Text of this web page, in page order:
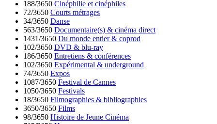
188/3650 Cinéphilie et cinéphiles
72/3650 Courts métrages
34/3650 Danse
563/3650 Documentaire(s) & cinéma direct
1431/3650 Du monde entier & coprod
102/3650 DVD & blu-ray
186/3650 Entretiens & conférences
102/3650 Expérimental & underground
74/3650 Expos
1087/3650 Festival de Cannes
1050/3650 Festivals
18/3650 Filmographies & bibliographies
3650/3650 Films
98/3650 Histoire de Jeune Cinéma